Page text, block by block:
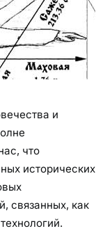
и
что
исторических
связанных, как